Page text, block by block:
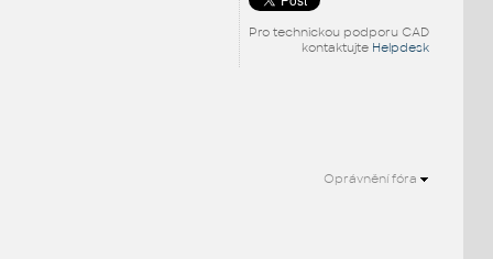
Pro technickou podporu CAD
kontaktujte Helpdesk
Oprávnění fóra